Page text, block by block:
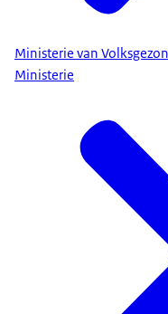
Ministerie van
Ministerie